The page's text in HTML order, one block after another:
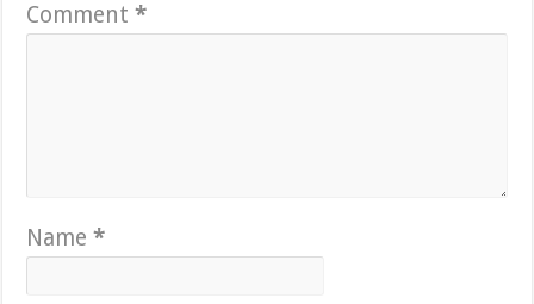
Comment*
Name*